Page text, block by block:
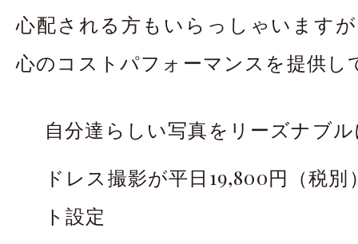
心配される方もいらっしゃいます
心のコストパフォーマンスを提供し
自分達らしい写真をリーズナブ
ドレス撮影が平日19,800円（税
ト設定